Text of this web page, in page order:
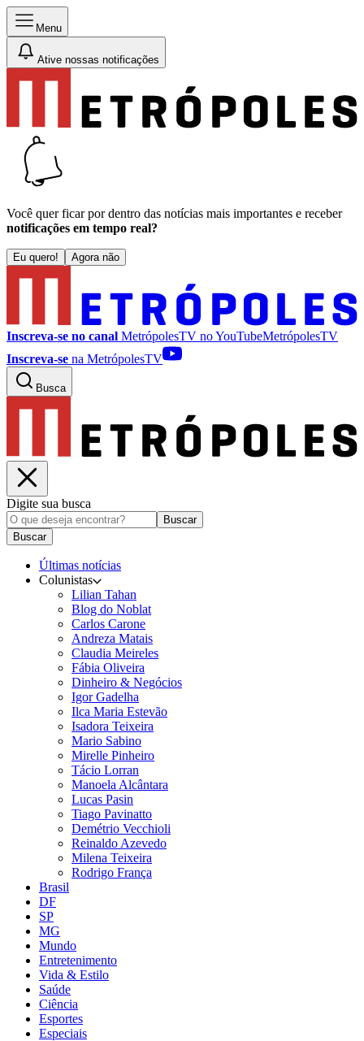
Menu
Ative nossas notificações
Você quer ficar por dentro das notícias mais importantes e receber
notificações em tempo real?
Eu quero! Agora não
Inscreva-se no canal MetrópolesTV noYouTubeMetrópolesTV
Inscreva-se na MetrópolesTV
Busca
Digite sua busca
Buscar
Buscar
Últimas notícias
Colunistas
Lilian Tahan
Blog do Noblat
Carlos Carone
Andreza Matais
Claudia Meireles
Fábia Oliveira
Dinheiro & Negócios
Igor Gadelha
Ilca Maria Estevão
Isadora Teixeira
Mario Sabino
Mirelle Pinheiro
Tácio Lorran
Manoela Alcântara
Lucas Pasin
Tiago Pavinatto
Demétrio Vecchioli
Reinaldo Azevedo
Milena Teixeira
Rodrigo França
Brasil
DF
SP
MG
Mundo
Entretenimento
Vida & Estilo
Saúde
Ciência
Esportes
Especiais